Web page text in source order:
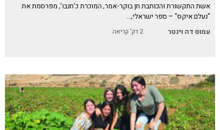
אשת התקשורת והכותבת חן בוקר-אמר, המוכרת כ'חנבו', מפרסמת את
"נעלם איקס" – ספר ישראלי,…
עמוס דה וינטר
2דק' קריאה